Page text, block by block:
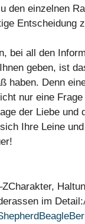
den einzelnen
Entscheidung
bei all den
geben, ist
haben. Denn
nur eine
der Liebe und
Ihre Leine
im Detail:
Beagle